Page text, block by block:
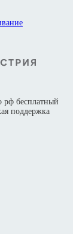
рф бесплатный
поддержка